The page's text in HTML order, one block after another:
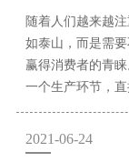
随着人们越来越
如泰山，而是需
赢得消费者的青
一个生产环节，
2021-06-24